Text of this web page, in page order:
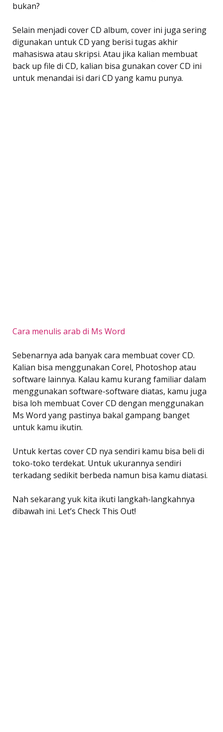
bukan?
Selain menjadi cover CD album, cover ini juga sering
digunakan untuk CD yang berisi tugas akhir
mahasiswa atau skripsi. Atau jika kalian membuat
back up file di CD, kalian bisa gunakan cover CD ini
untuk menandai isi dari CD yang kamu punya.
Cara menulis arab di Ms Word
Sebenarnya ada banyak cara membuat cover CD.
Kalian bisa menggunakan Corel, Photoshop atau
software lainnya. Kalau kamu kurang familiar dalam
menggunakan software-software diatas, kamu juga
bisa loh membuat Cover CD dengan menggunakan
Ms Word yang pastinya bakal gampang banget
untuk kamu ikutin.
Untuk kertas cover CD nya sendiri kamu bisa beli di
toko-toko terdekat. Untuk ukurannya sendiri
terkadang sedikit berbeda namun bisa kamu diatasi.
Nah sekarang yuk kita ikuti langkah-langkahnya
dibawah ini. Let’s Check This Out!